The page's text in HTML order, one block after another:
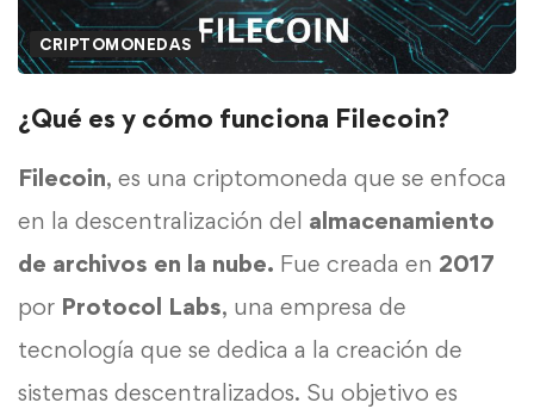
CRIPTOMONEDAS
¿Qué es y cómo funciona Filecoin?
Filecoin, es una criptomoneda que se enfoca
en la descentralización del almacenamiento
de archivos en la nube. Fue creada en 2017
por Protocol Labs, una empresa de
tecnología que se dedica a la creación de
sistemas descentralizados. Su objetivo es